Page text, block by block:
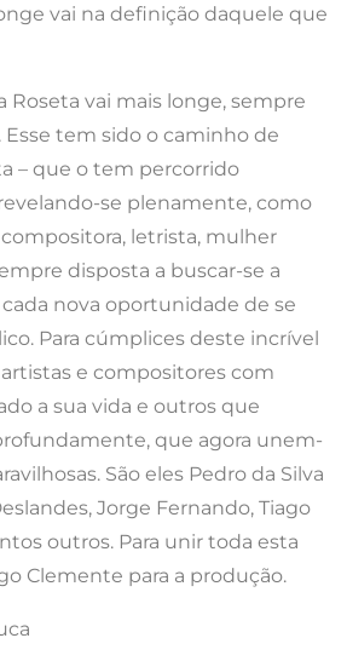
vai na definição daquele que
Roseta vai mais longe, sempre
Esse tem sido o caminho de
– que o tem percorrido
se plenamente, como
letrista, mulher
disposta a buscar-se a
nova oportunidade de se
Para cúmplices deste incrível
e compositores com
a sua vida e outros que
que agora unem-
São eles Pedro da Silva
Jorge Fernando, Tiago
outros. Para unir toda esta
Clemente para a produção.